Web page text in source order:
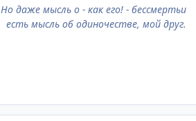
Но даже мысль о - как его! - бессмертьи
есть мысль об одиночестве, мой друг.